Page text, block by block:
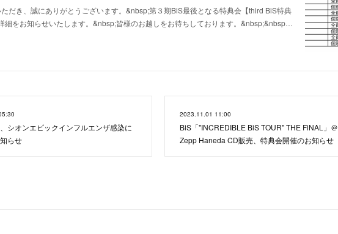
だき、誠にありがとうございます。&nbsp;第３期BiS最後となる特典会【third BiS特典
細をお知らせいたします。&nbsp;皆様のお越しをお待ちしております。&nbsp;&nbsp…
シオンエピックインフルエンザ感染に
らせ
2023.11.01 11:00
BiS「"INCREDIBLE BiS TOUR" THE FiNAL」＠
Zepp Haneda CD販売、特典会開催のお知らせ